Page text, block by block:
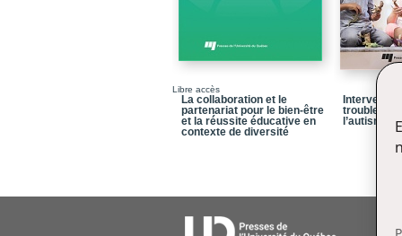
Libre accès
La collaboration et le
partenariat pour le bien-être
et la réussite éducative en
contexte de diversité
trouble du
l’autisme